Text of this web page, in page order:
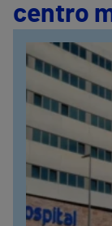
centro